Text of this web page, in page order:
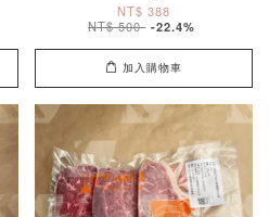
NT$ 388
NT$ 500 -22.4%
加入購物車